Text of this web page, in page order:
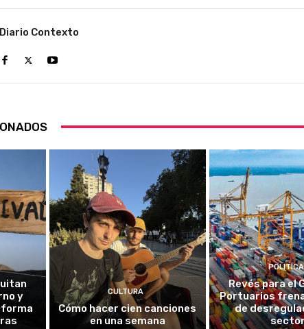
Diario Contexto
y
CULTURA
Cómo hacer cien canciones
en una semana
POLITICA
Revés para el
Portuarios
de